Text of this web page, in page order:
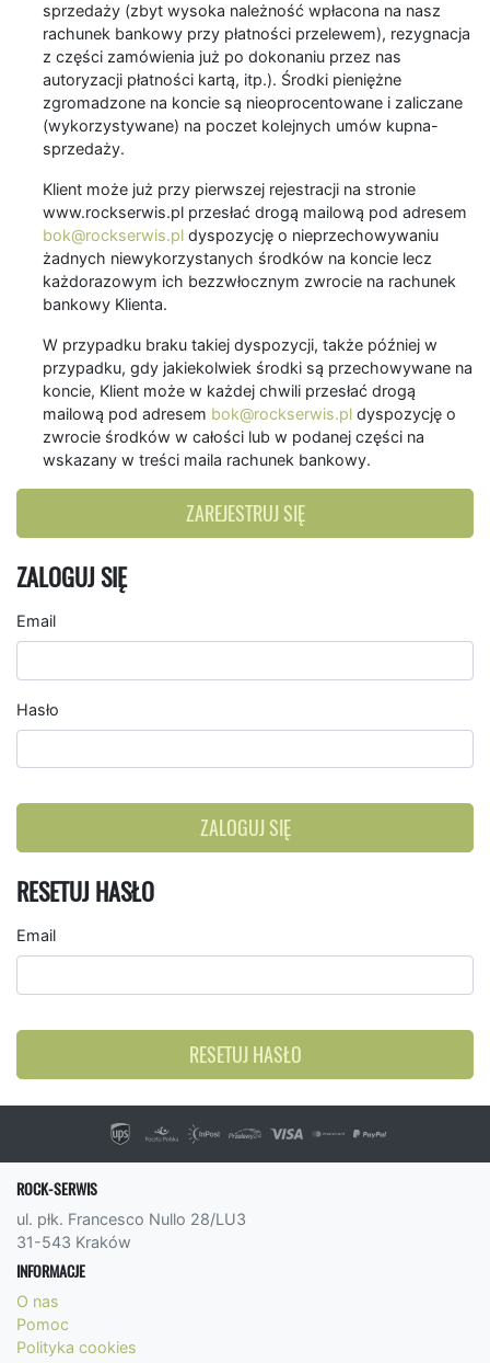
sprzedaży (zbyt wysoka należność wpłacona na nasz
rachunek bankowy przy płatności przelewem), rezygnacja
z części zamówienia już po dokonaniu przez nas
autoryzacji płatności kartą, itp.). Środki pieniężne
zgromadzone na koncie są nieoprocentowane i zaliczane
(wykorzystywane) na poczet kolejnych umów kupna-
sprzedaży.
Klient może już przy pierwszej rejestracji na stronie
www.rockserwis.pl przesłać drogą mailową pod adresem
bok@rockserwis.pl dyspozycję o nieprzechowywaniu
żadnych niewykorzystanych środków na koncie lecz
każdorazowym ich bezzwłocznym zwrocie na rachunek
bankowy Klienta.
W przypadku braku takiej dyspozycji, także później w
przypadku, gdy jakiekolwiek środki są przechowywane na
koncie, Klient może w każdej chwili przesłać drogą
mailową pod adresem bok@rockserwis.pl dyspozycję o
zwrocie środków w całości lub w podanej części na
wskazany w treści maila rachunek bankowy.
ZAREJESTRUJ SIĘ
ZALOGUJ SIĘ
Email
Hasło
ZALOGUJ SIĘ
RESETUJ HASŁO
Email
RESETUJ HASŁO
ROCK-SERWIS
ul. płk. Francesco Nullo 28/LU3
31-543 Kraków
INFORMACJE
O nas
Pomoc
Polityka cookies